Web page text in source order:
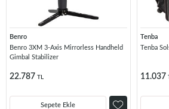
Benro
Benro 3XM 3-Axis Mirrorless Handheld
Gimbal Stabilizer
22.787 TL
Sepete Ekle
Tenba
Tenba
11.037